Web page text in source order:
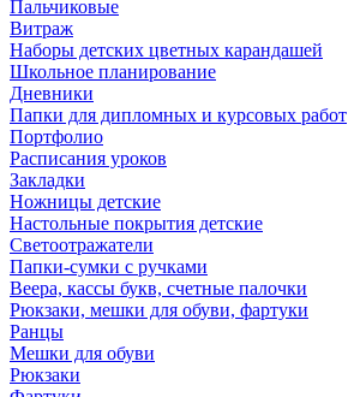
Пальчиковые
Витраж
Наборы детских цветных карандашей
Школьное планирование
Дневники
Папки для дипломных и курсовых работ
Портфолио
Расписания уроков
Закладки
Ножницы детские
Настольные покрытия детские
Светоотражатели
Папки-сумки с ручками
Веера, кассы букв, счетные палочки
Рюкзаки, мешки для обуви, фартуки
Ранцы
Мешки для обуви
Рюкзаки